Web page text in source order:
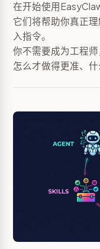
在开始使用
它们将帮助你真正
入指令。
你不需要成为工程师
怎么才做得更准、什